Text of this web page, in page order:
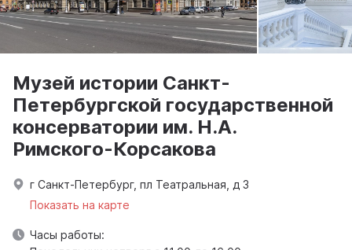
Музей истории Санкт-
Петербургской государственной
консерватории им. Н.А.
Римского-Корсакова
г Санкт-Петербург, пл Театральная, д 3
Показать на карте
Часы работы: